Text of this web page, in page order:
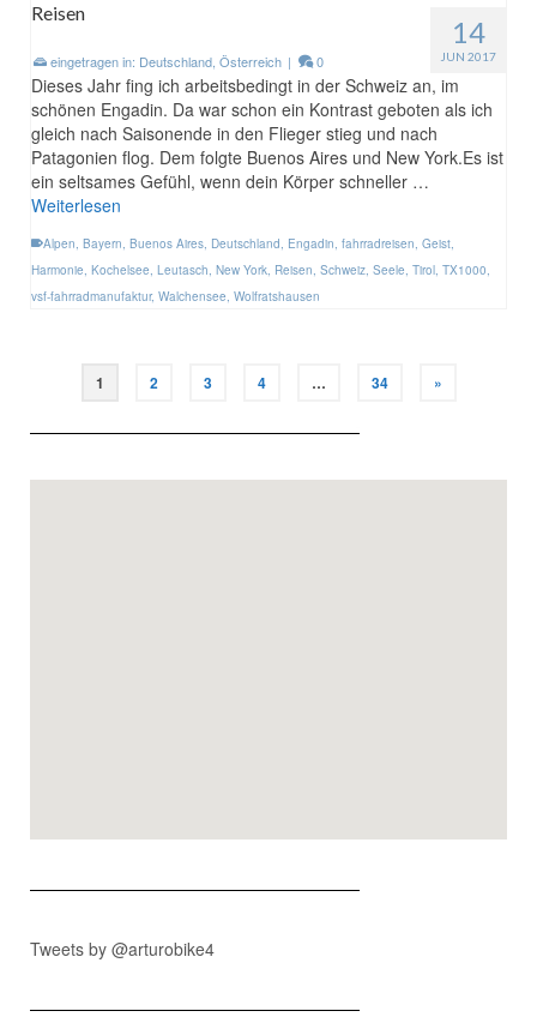
14
JUN 2017
Reisen
eingetragen in: Deutschland Österreich | 0
Dieses Jahr fing ich arbeitsbedingt in der Schweiz an, im
schönen Engadin. Da war schon ein Kontrast geboten als ich
gleich nach Saisonende in den Flieger stieg und nach
Patagonien flog. Dem folgte Buenos Aires und New York.Es ist
ein seltsames Gefühl, wenn dein Körper schneller …
Weiterlesen
Alpen, Bayern, Buenos Aires, Deutschland, Engadin, fahrradreisen, Geist,
Harmonie, Kochelsee, Leutasch, New York, Reisen, Schweiz, Seele, Tirol, TX1000,
vsf-fahrradmanufaktur, Walchensee, Wolfratshausen
1 2 3 4 … 34 »
Tweets by @arturobike4